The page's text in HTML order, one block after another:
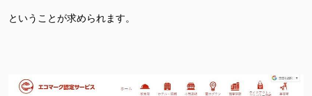
ということが求められます。